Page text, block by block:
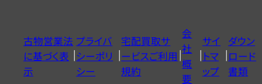
ヤ
ル
0120604117
古物営業法
に基づく表
示
プライバ
シーポリ
シー
宅配買取サ
ービスご利用
規約
会
社
概
要
サイ
トマ
ップ
ダウン
ロード
書類